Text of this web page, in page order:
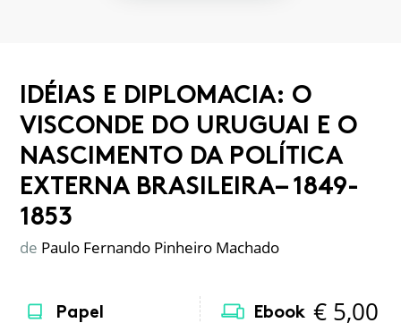
IDÉIAS E DIPLOMACIA: O
VISCONDE DO URUGUAI E O
NASCIMENTO DA POLÍTICA
EXTERNA BRASILEIRA– 1849-
1853
de Paulo Fernando Pinheiro Machado
Papel Ebook € 5,00